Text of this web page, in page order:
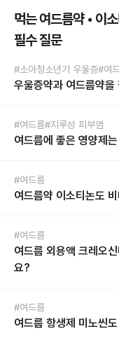
먹는 여드름약 • 이
필수 질문
#소아청소년기 우울증#여
우울증약과 여드름약
#여드름#지루성 피부염
여드름에 좋은 영양제
#여드름
여드름약 이소티논도
#여드름
여드름 외용액 크레오
요?
#여드름
여드름 항생제 미노씬